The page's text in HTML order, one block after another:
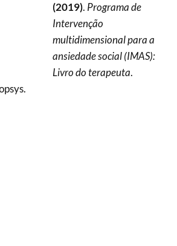
(2019). Programa de
Intervenção
multidimensional para a
ansiedade social (IMAS):
Livro do terapeuta.